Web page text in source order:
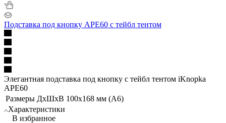
Подставка под кнопку APE60 с тейбл тентом
Элегантная подставка под кнопку с тейбл тентом iKnopka
APE60
Размеры ДхШхВ 100x168 мм (A6)
Характеристики
В избранное